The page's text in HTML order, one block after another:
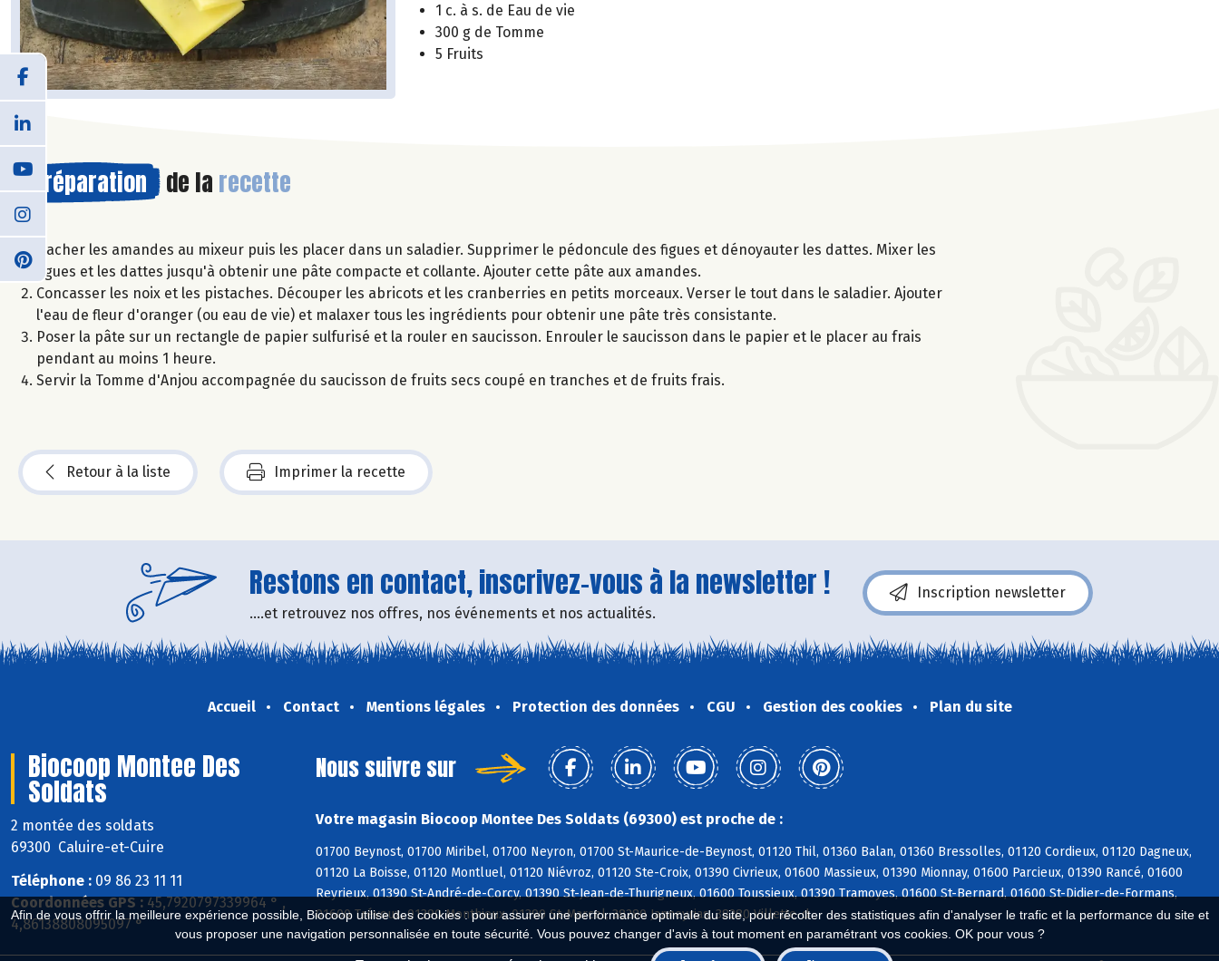
Afin de vous offrir la meilleure expérience possible, Biocoop utilise des cookies : pour assurer une performance optimale du site, pour récolter des statistiques afin d'analyser le trafic et la performance du site et
vous proposer une navigation personnalisée en toute sécurité. Vous pouvez changer d'avis à tout moment en paramétrant vos cookies. OK pour vous ?
1 c. à s. de Eau de vie
300 g de Tomme
5 Fruits
Préparation de la recette
Hacher les amandes au mixeur puis les placer dans un saladier. Supprimer le pédoncule des figues et dénoyauter les dattes. Mixer les
figues et les dattes jusqu'à obtenir une pâte compacte et collante. Ajouter cette pâte aux amandes.
Concasser les noix et les pistaches. Découper les abricots et les cranberries en petits morceaux. Verser le tout dans le saladier. Ajouter
l'eau de fleur d'oranger (ou eau de vie) et malaxer tous les ingrédients pour obtenir une pâte très consistante.
Poser la pâte sur un rectangle de papier sulfurisé et la rouler en saucisson. Enrouler le saucisson dans le papier et le placer au frais
pendant au moins 1 heure.
Servir la Tomme d'Anjou accompagnée du saucisson de fruits secs coupé en tranches et de fruits frais.
Retour à la liste Imprimer la recette
Restons en contact, inscrivez-vous à la newsletter !
....et retrouvez nos offres, nos événements et nos actualités.
Inscription newsletter
Accueil Contact Mentions légales Protection des données CGU Gestion des cookies Plan du site
Biocoop Montee Des
Soldats
2 montée des soldats
69300 Caluire-et-Cuire
Téléphone : 09 86 23 11 11
Coordonnées GPS : 45,7920797339964 ° ,
4,86138808095097 °
Nous suivre sur
Votre magasin Biocoop Montee Des Soldats (69300) est proche de :
01700 Beynost, 01700 Miribel, 01700 Neyron, 01700 St-Maurice-de-Beynost, 01120 Thil, 01360 Balan, 01360 Bressolles, 01120 Cordieux, 01120 Dagneux,
01120 La Boisse, 01120 Montluel, 01120 Niévroz, 01120 Ste-Croix, 01390 Civrieux, 01600 Massieux, 01390 Mionnay, 01600 Parcieux, 01390 Rancé, 01600
Reyrieux, 01390 St-André-de-Corcy, 01390 St-Jean-de-Thurigneux, 01600 Toussieux, 01390 Tramoyes, 01600 St-Bernard, 01600 St-Didier-de-Formans,
01600 Trévoux, 01390 Monthieux, 01390 St-Marcel, 38280 Janneyrias, 38280 Villette-d